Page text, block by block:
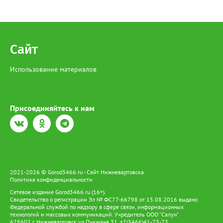
подпиской о невыезде. Напомним, за отлов одной особи
виде лишения свободы на срок до 4 лет со штрафом в размере
Сайт
Использование материалов
Присоединяйтесь к нам
2021-2026 © Gorod3466.ru - Сайт Нижневартовска
Политика конфиденциальности
Сетевое издание Gorod3466.ru (16+).
Свидетельство о регистрации Эл № ФС77-66798 от 15.08.2016 выдано
Федеральной службой по надзору в сфере связи, информационных
технологий и массовых коммуникаций. Учредитель ООО "Салун"